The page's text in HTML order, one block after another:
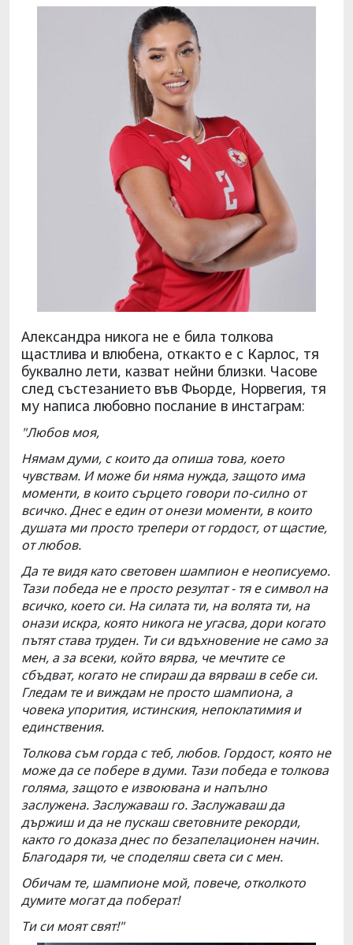
Александра никога не е била толкова
щастлива и влюбена, откакто е с Карлос, тя
буквално лети, казват нейни близки. Часове
след състезанието във Фьорде, Норвегия, тя
му написа любовно послание в инстаграм:
"Любов моя,
Нямам думи, с които да опиша това, което
чувствам. И може би няма нужда, защото има
моменти, в които сърцето говори по-силно от
всичко. Днес е един от онези моменти, в които
душата ми просто трепери от гордост, от щастие,
от любов.
Да те видя като световен шампион е неописуемо.
Тази победа не е просто резултат - тя е символ на
всичко, което си. На силата ти, на волята ти, на
онази искра, която никога не угасва, дори когато
пътят става труден. Ти си вдъхновение не само за
мен, а за всеки, който вярва, че мечтите се
сбъдват, когато не спираш да вярваш в себе си.
Гледам те и виждам не просто шампиона, а
човека упорития, истинския, непоклатимия и
единствения.
Толкова съм горда с теб, любов. Гордост, която не
може да се побере в думи. Тази победа е толкова
голяма, защото е извоювана и напълно
заслужена. Заслужаваш го. Заслужаваш да
държиш и да не пускаш световните рекорди,
както го доказа днес по безапелационен начин.
Благодаря ти, че споделяш света си с мен.
Обичам те, шампионе мой, повече, отколкото
думите могат да поберат!
Ти си моят свят!"